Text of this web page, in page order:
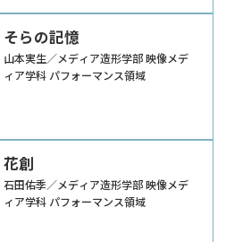
そらの記憶
山本実生／メディア造形学部 映像メデ
ィア学科 パフォーマンス領域
花創
石田佑季／メディア造形学部 映像メデ
ィア学科 パフォーマンス領域